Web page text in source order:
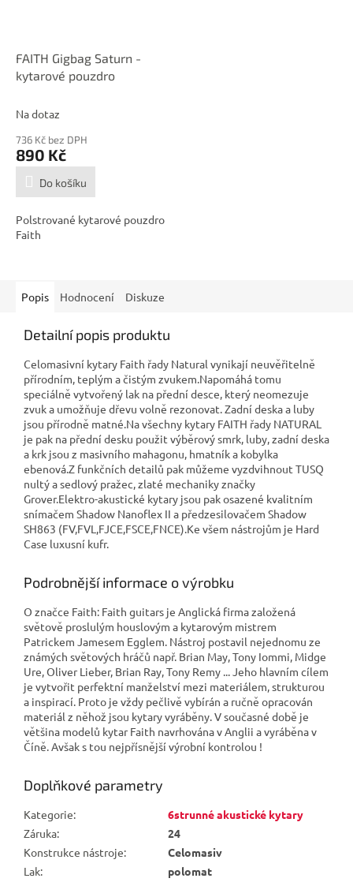
FAITH Gigbag Saturn -
kytarové pouzdro
Na dotaz
736 Kč bez DPH
890 Kč
Do košíku
Polstrované kytarové pouzdro
Faith
Popis Hodnocení Diskuze
Detailní popis produktu
Celomasivní kytary Faith řady Natural vynikají neuvěřitelně
přírodním, teplým a čistým zvukem.Napomáhá tomu
speciálně vytvořený lak na přední desce, který neomezuje
zvuk a umožňuje dřevu volně rezonovat. Zadní deska a luby
jsou přírodně matné.Na všechny kytary FAITH řady NATURAL
je pak na přední desku použit výběrový smrk, luby, zadní deska
a krk jsou z masivního mahagonu, hmatník a kobylka
ebenová.Z funkčních detailů pak můžeme vyzdvihnout TUSQ
nultý a sedlový pražec, zlaté mechaniky značky
Grover.Elektro-akustické kytary jsou pak osazené kvalitním
snímačem Shadow Nanoflex II a předzesilovačem Shadow
SH863 (FV,FVL,FJCE,FSCE,FNCE).Ke všem nástrojům je Hard
Case luxusní kufr.
Podrobnější informace o výrobku
O značce Faith: Faith guitars je Anglická firma založená
světově proslulým houslovým a kytarovým mistrem
Patrickem Jamesem Egglem. Nástroj postavil nejednomu ze
známých světových hráčů např. Brian May, Tony Iommi, Midge
Ure, Oliver Lieber, Brian Ray, Tony Remy ... Jeho hlavním cílem
je vytvořit perfektní manželství mezi materiálem, strukturou
a inspirací. Proto je vždy pečlivě vybírán a ručně opracován
materiál z něhož jsou kytary vyráběny. V současné době je
většina modelů kytar Faith navrhována v Anglii a vyráběna v
Číně. Avšak s tou nejpřísnější výrobní kontrolou !
Doplňkové parametry
Kategorie:
6strunné akustické kytary
Záruka:
24
Konstrukce nástroje:
Celomasiv
Lak:
polomat